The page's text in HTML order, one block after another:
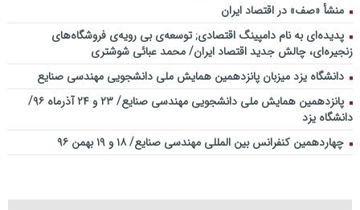
منشأ «صف» در اقتصاد ایران
پدیده‌ای به نام دامپینگ اقتصادی; توسعه‌ی بی رویه‌ی فروشگاه‌های
زنجیره‌ای، چالش جدید اقتصاد ایران/ محمد عبائی شوشتری
دانشگاه یزد میزبان پانزدهمین همایش ملی دانشجویی مهندسی صنایع
پانزدهمین همایش ملی دانشجویی مهندسی صنایع/ ۲۳ و ۲۴ آذرماه ۹۶/
دانشگاه یزد
چهاردهمین کنفرانس بین المللی مهندسی صنایع/ ۱۸ و ۱۹ بهمن ۹۶